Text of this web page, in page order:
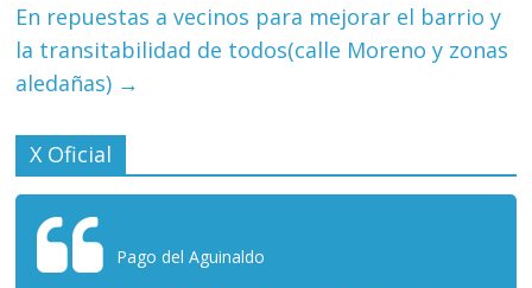
En repuestas a vecinos para mejorar el barrio y
la transitabilidad de todos(calle Moreno y zonas
aledañas) →
X Oficial
Pago del Aguinaldo